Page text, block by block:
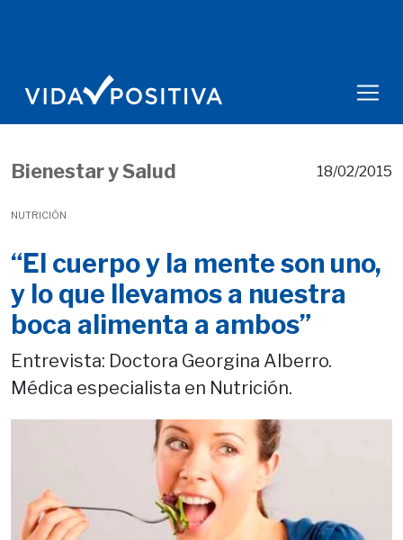
Bienestar y Salud
NUTRICIÓN
18/02/2015
“El cuerpo y la mente son uno,
y lo que llevamos a nuestra
boca alimenta a ambos”
Entrevista: Doctora Georgina Alberro.
Médica especialista en Nutrición.